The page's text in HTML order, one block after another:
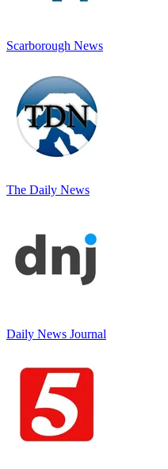
Scarborough News
The Daily News
Daily News Journal